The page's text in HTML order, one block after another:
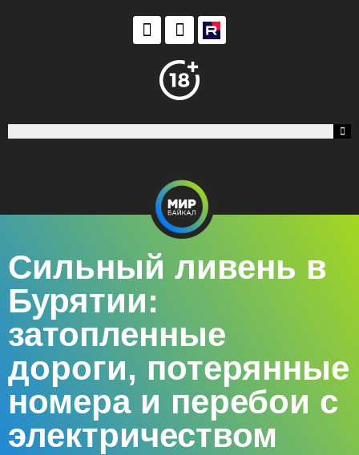
Сильный ливень в
Бурятии:
затопленные
дороги, потерянные
номера и перебои с
электричеством